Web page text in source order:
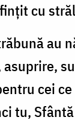
cu
au
asuprire,
cei
tu,